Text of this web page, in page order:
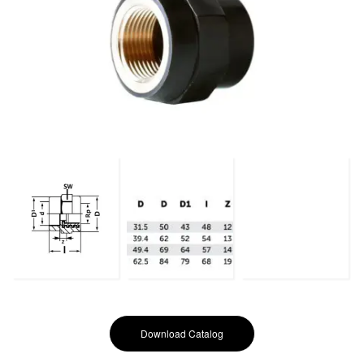
Download Catalog